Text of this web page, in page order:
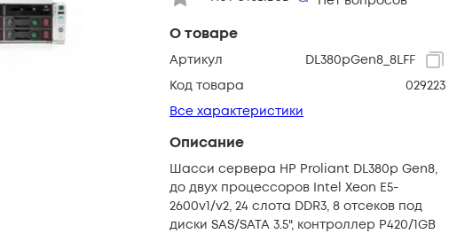
О товаре
Артикул
DL380pGen8_8LFF
Код товара
029223
Все характеристики
Описание
Шасси сервера HP Proliant DL380p Gen8,
до двух процессоров Intel Xeon E5-
2600v1/v2, 24 слота DDR3, 8 отсеков под
диски SAS/SATA 3.5", контроллер P420/1GB